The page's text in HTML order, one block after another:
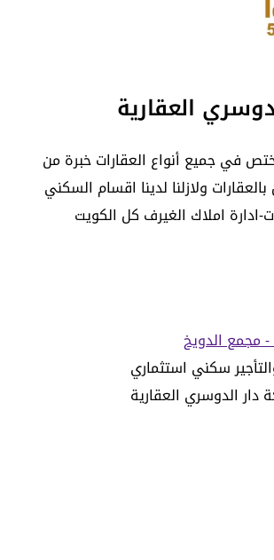
العقارية
في جميع أنواع العقارات خبرة من
العمل بالعقارات ولازلنا لدينا اقسام السكني
ادارة املاك الغيرف كل الكويت
سكني استثماري
دار الدوسري العقارية